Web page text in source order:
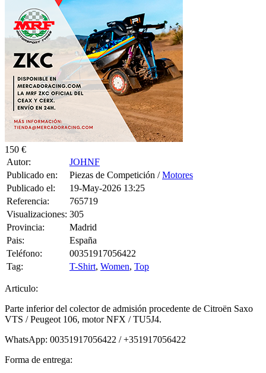
150 €
Autor:
JOHNF
Publicado en:
Piezas de Competición /Motores
Publicado el:
19-May-2026 13:25
Referencia:
765719
Visualizaciones: 305
Provincia:
Madrid
Pais:
España
Teléfono:
00351917056422
Tag:
T-Shirt, Women, Top
Articulo:
Parte inferior del colector de admisión procedente de Citroën Saxo
VTS / Peugeot 106, motor NFX / TU5J4.
WhatsApp: 00351917056422 / +351917056422
Forma de entrega: